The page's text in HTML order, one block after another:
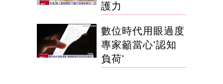
護力
數位時代用眼過度
專家籲當心'認知
負荷'